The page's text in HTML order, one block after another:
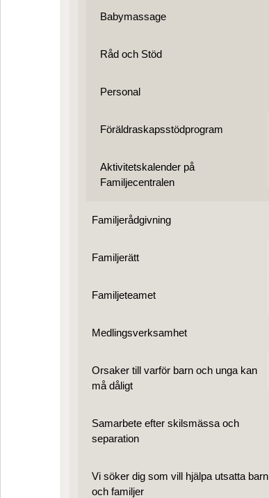
Babymassage
Råd och Stöd
Personal
Föräldraskapsstödprogram
Aktivitetskalender på
Familjecentralen
Familjerådgivning
Familjerätt
Familjeteamet
Medlings­verksamhet
Orsaker till varför barn och unga kan
må dåligt
Samarbete efter skilsmässa och
separation
Vi söker dig som vill hjälpa utsatta barn
och familjer